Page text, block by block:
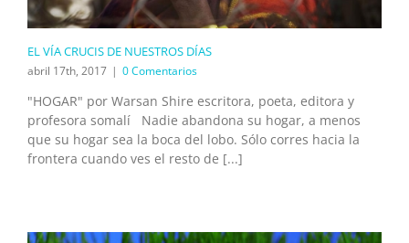
EL VÍA CRUCIS DE NUESTROS DÍAS
abril 17th, 2017 | 0 Comentarios
"HOGAR" por Warsan Shire escritora, poeta, editora y
profesora somalí Nadie abandona su hogar, a menos
que su hogar sea la boca del lobo. Sólo corres hacia la
frontera cuando ves el resto de [...]